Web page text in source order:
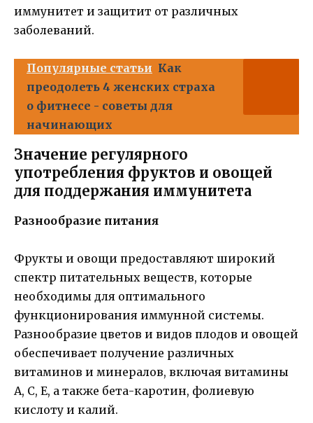
иммунитет и защитит от различных
заболеваний.
Популярные статьи Как
преодолеть 4 женских страха
о фитнесе - советы для
начинающих
Значение регулярного
употребления фруктов и овощей
для поддержания иммунитета
Разнообразие питания
Фрукты и овощи предоставляют широкий
спектр питательных веществ, которые
необходимы для оптимального
функционирования иммунной системы.
Разнообразие цветов и видов плодов и овощей
обеспечивает получение различных
витаминов и минералов, включая витамины
А, С, Е, а также бета-каротин, фолиевую
кислоту и калий.